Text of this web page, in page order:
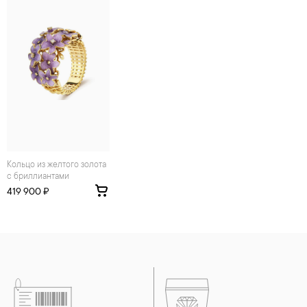
появление темного налета, а золотые украшения от
воздействия серы покрываются коричневыми
пятнами.Кроме того, жирные кремы прочно оседают на
поверхности металлов, забиваются в микроцарапины и
притягивают к себе пыль. Из-за смеси жира и пыли часто
разбалтываются и ломаются замки на ювелирных изделиях.
3. Ни в коем случае не храните украшения в ванной комнате.
Особенно беречь от воздействия влаги, необходимо
Кольцо из желтого золота
с бриллиантами
419 900 ₽